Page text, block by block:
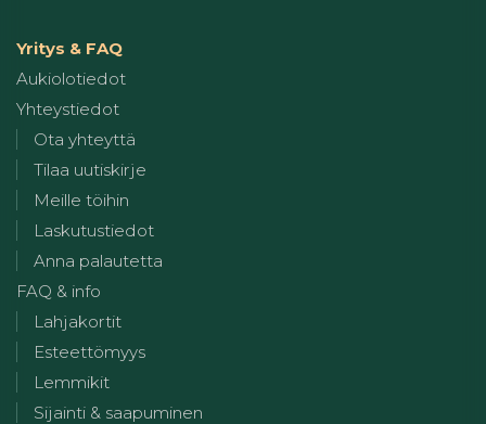
Yritys & FAQ
Aukiolotiedot
Yhteystiedot
Ota yhteyttä
Tilaa uutiskirje
Meille töihin
Laskutustiedot
Anna palautetta
FAQ & info
Lahjakortit
Esteettömyys
Lemmikit
Sijainti & saapuminen